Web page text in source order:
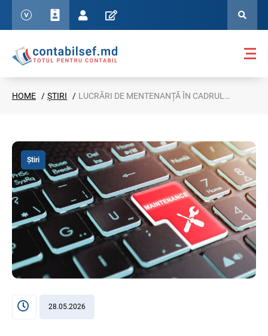
HOME ȘTIRI LUCRĂRI DE MENTENANȚĂ ÎN CADRUL MAI MULTOR SISTEME INFORMAȚIONALE ALE SFS
Știri
28.05.2026